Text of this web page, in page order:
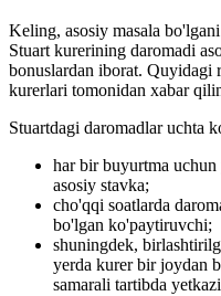
Keling, asosiy masala
Stuart kurerining daromadi
bonuslardan iborat. Quyidagi
kurerlari tomonidan xabar
Stuartdagi daromadlar uchta
har bir buyurtma
asosiy stavka;
cho'qqi soatlarda
bo'lgan ko'paytiruvchi;
shuningdek,
yerda kurer bir joydan
samarali tartibda